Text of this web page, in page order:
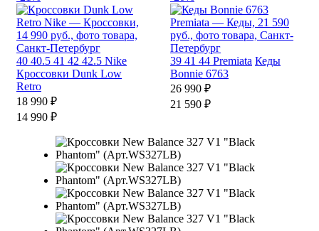
40 40.5 41 42 42.5 Nike
Кроссовки Dunk Low
Retro
18 990 ₽
14 990 ₽
39 41 44 Premiata Кеды
Bonnie 6763
26 990 ₽
21 590 ₽